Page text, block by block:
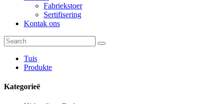
Fabriekstoer
Sertifisering
Kontak ons
Tuis
Produkte
Kategorieë